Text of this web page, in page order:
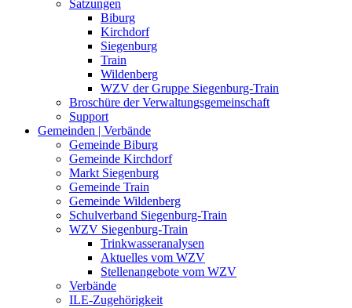
Satzungen
Biburg
Kirchdorf
Siegenburg
Train
Wildenberg
WZV der Gruppe Siegenburg-Train
Broschüre der Verwaltungsgemeinschaft
Support
Gemeinden | Verbände
Gemeinde Biburg
Gemeinde Kirchdorf
Markt Siegenburg
Gemeinde Train
Gemeinde Wildenberg
Schulverband Siegenburg-Train
WZV Siegenburg-Train
Trinkwasseranalysen
Aktuelles vom WZV
Stellenangebote vom WZV
Verbände
ILE-Zugehörigkeit